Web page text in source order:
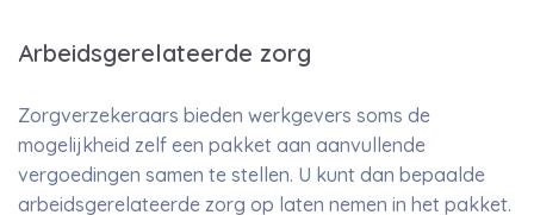
Arbeidsgerelateerde zorg
Zorgverzekeraars bieden werkgevers soms de
mogelijkheid zelf een pakket aan aanvullende
vergoedingen samen te stellen. U kunt dan bepaalde
arbeidsgerelateerde zorg op laten nemen in het pakket.